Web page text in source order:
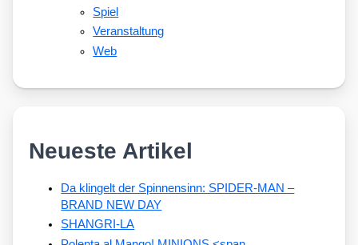
Spiel
Veranstaltung
Web
Neueste Artikel
Da klingelt der Spinnensinn: SPIDER-MAN –
BRAND NEW DAY
SHANGRI-LA